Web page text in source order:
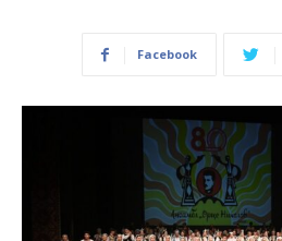
Facebook